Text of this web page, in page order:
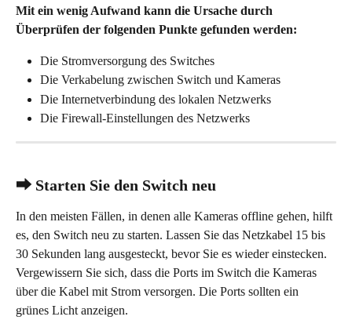
Mit ein wenig Aufwand kann die Ursache durch
Überprüfen der folgenden Punkte gefunden werden:
Die Stromversorgung des Switches
Die Verkabelung zwischen Switch und Kameras
Die Internetverbindung des lokalen Netzwerks
Die Firewall-Einstellungen des Netzwerks
⮕ Starten Sie den Switch neu
In den meisten Fällen, in denen alle Kameras offline gehen, hilft
es, den Switch neu zu starten. Lassen Sie das Netzkabel 15 bis
30 Sekunden lang ausgesteckt, bevor Sie es wieder einstecken.
Vergewissern Sie sich, dass die Ports im Switch die Kameras
über die Kabel mit Strom versorgen. Die Ports sollten ein
grünes Licht anzeigen.